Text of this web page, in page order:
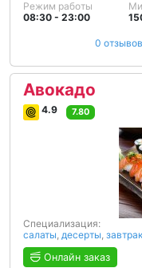
Режим работы
08:30 - 23:00
0 отзывов
Авокадо
4.9 7.80
Специализация:
салаты, десерты,
Онлайн заказ